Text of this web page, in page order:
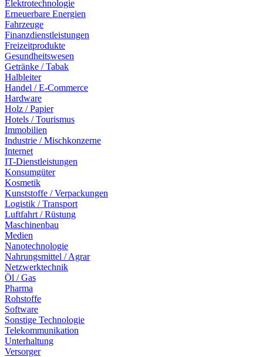
Elektrotechnologie
Erneuerbare Energien
Fahrzeuge
Finanzdienstleistungen
Freizeitprodukte
Gesundheitswesen
Getränke / Tabak
Halbleiter
Handel / E-Commerce
Hardware
Holz / Papier
Hotels / Tourismus
Immobilien
Industrie / Mischkonzerne
Internet
IT-Dienstleistungen
Konsumgüter
Kosmetik
Kunststoffe / Verpackungen
Logistik / Transport
Luftfahrt / Rüstung
Maschinenbau
Medien
Nanotechnologie
Nahrungsmittel / Agrar
Netzwerktechnik
Öl / Gas
Pharma
Rohstoffe
Software
Sonstige Technologie
Telekommunikation
Unterhaltung
Versorger